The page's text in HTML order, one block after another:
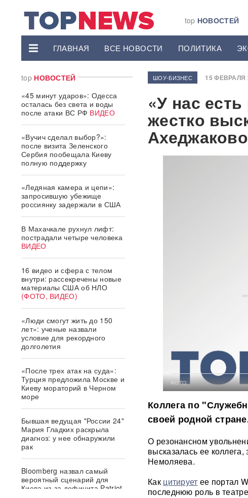
top НОВОСТЕЙ
ГЛАВНАЯ ВСЕ НОВОСТИ ПОЛИТИКА
top НОВОСТЕЙ
«45 минут ударов»: Одесса
осталась без света и воды
после атаки ВС РФ ВИДЕО
«Вучич сделал выбор?»:
после визита Зеленского
Сербия пообещала Киеву
полную поддержку
«Ледяная камера и цепи»:
запросившую убежище
россиянку задержали в США
В Махачкале рухнул лифт:
пострадали четыре человека
ВИДЕО
16 видео и сфера с телом
внутри: рассекречены новые
материалы США об НЛО
(ФОТО, ВИДЕО)
«Люди смогут жить до 150
лет»: ученые назвали
условие для рекордного
долголетия
«После трех атак на суда»:
Турция предложила Москве и
Киеву мораторий в Черном
море
Бывшая ведущая "России 24"
Мария Гладких раскрыла
диагноз: у нее обнаружили
рак
Bloomberg назвал самый
вероятный сценарий для
Киева из-за дефицита Patriot
ШОУ-БИЗНЕС 15 ФЕВРАЛЯ
«У нас
жестко
ФОТО:
Коллега по
своей родной
О резонансном
высказалась ее
Немоляева.
Как цитирует ее портал
последнюю роль в